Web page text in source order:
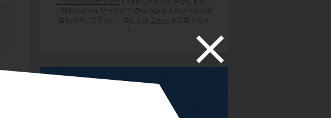
ご利用のメールサービスで @try-it.jp からのメールの受
信を許可して下さい。詳しくは
こちら
をご覧くださ
い。